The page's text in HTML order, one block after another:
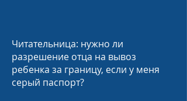
Читательница: нужно ли
разрешение отца на вывоз
ребенка за границу, если у меня
серый паспорт?